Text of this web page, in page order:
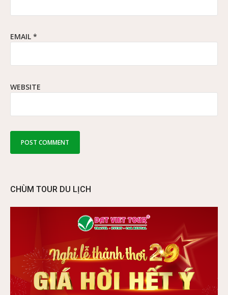
EMAIL *
WEBSITE
CHÙM TOUR DU LỊCH